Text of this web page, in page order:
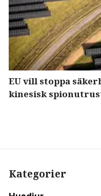
EU vill stoppa
kinesisk
Kategorier